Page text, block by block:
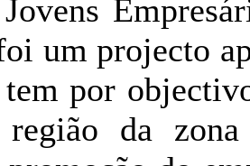
um projecto
por
da